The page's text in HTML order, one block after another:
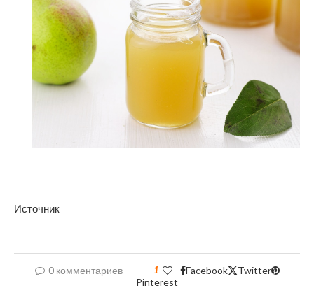
Источник
0 комментариев 1 Facebook
Twitter
Pinterest